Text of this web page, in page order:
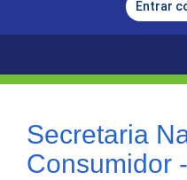
Entrar
Secretaria
Consumidor